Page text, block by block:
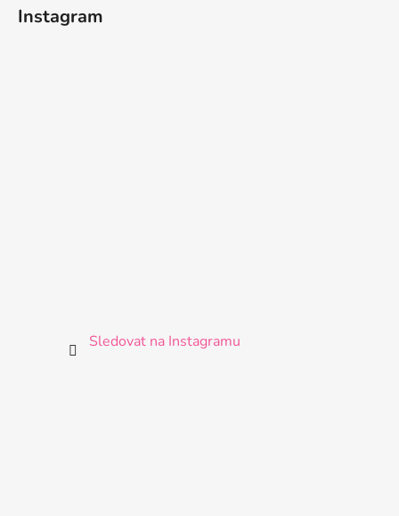
Instagram
Sledovat na Instagramu